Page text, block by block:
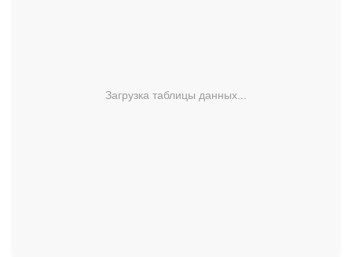
Загрузка таблицы данных...